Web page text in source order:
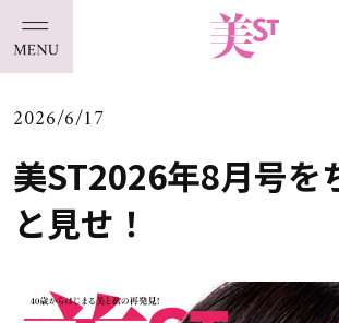
2026/6/17
美ST2026年8月号を
と見せ！